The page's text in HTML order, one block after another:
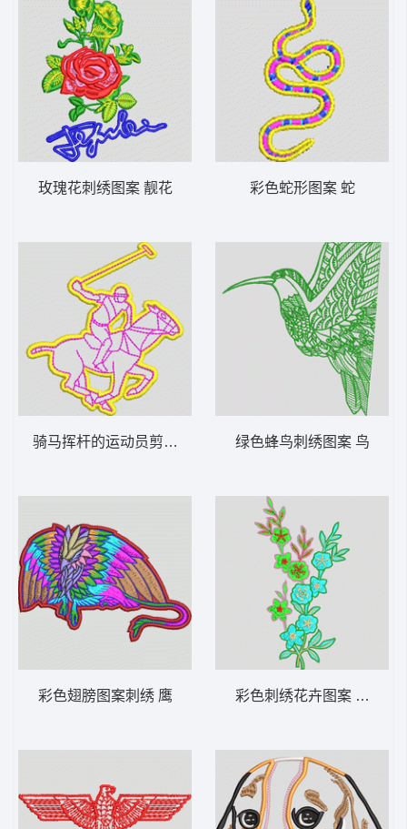
玫瑰花刺绣图案 靓花
骑马挥杆的运动员剪影 保罗 POLO
彩色翅膀图案刺绣 鹰
彩色蛇形图案 蛇
绿色蜂鸟刺绣图案 鸟
彩色刺绣花卉图案 简单花